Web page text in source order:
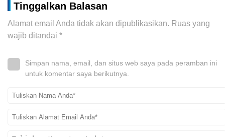
Tinggalkan Balasan
Alamat email Anda tidak akan dipublikasikan. Ruas yang
wajib ditandai *
Simpan nama, email, dan situs web saya pada peramban ini
untuk komentar saya berikutnya.